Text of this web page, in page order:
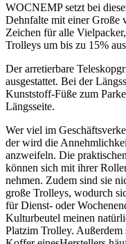
WOCNEMP setzt bei
Dehnfalte mit einer Große
Zeichen für alle
Trolleys um bis zu 15%
Der arretierbare
ausgestattet. Bei der
Kunststoff-Füße zum
Längsseite.
Wer viel im
der wird die
anzweifeln. Die
können sich mit ihrer
nehmen. Zudem sind sie
große Trolleys, wodurch
für Dienst- oder
Kulturbeutel meinen
Platzim Trolley. Außerdem